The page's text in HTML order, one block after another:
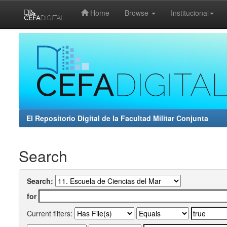
Home Browse Institucional
El Repositorio Digital de la Facultad Militar Conjunta
Search
Search:
for
Current filters: